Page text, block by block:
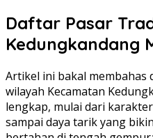
Daftar Pasar
Kedungkandang
Artikel ini bakal
wilayah Kecamatan
lengkap, mulai dari
sampai daya tarik yang